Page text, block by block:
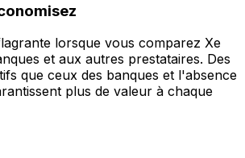
lorsque vous comparez Xe
et aux autres prestataires. Des
que ceux des banques et l'absence
plus de valeur à chaque